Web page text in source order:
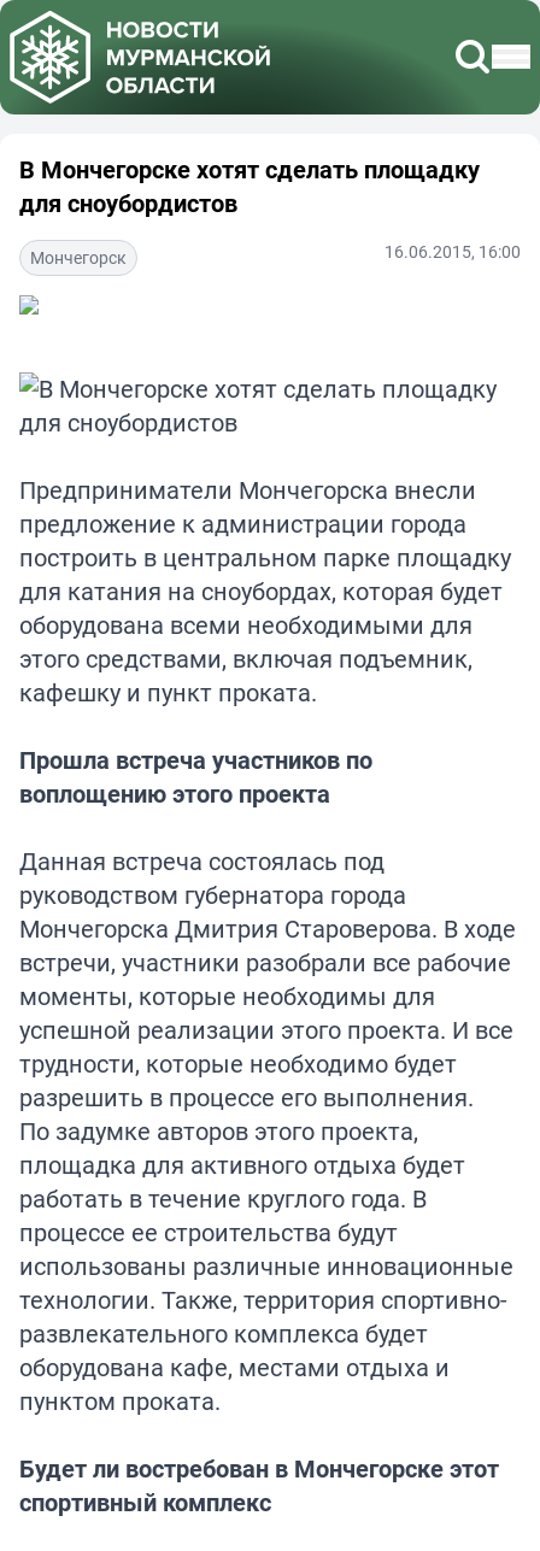
В Мончегорске хотят сделать площадку
для сноубордистов
Мончегорск 16.06.2015, 16:00
Предприниматели Мончегорска внесли
предложение к администрации города
построить в центральном парке площадку
для катания на сноубордах, которая будет
оборудована всеми необходимыми для
этого средствами, включая подъемник,
кафешку и пункт проката.
Прошла встреча участников по
воплощению этого проекта
Данная встреча состоялась под
руководством губернатора города
Мончегорска Дмитрия Староверова. В ходе
встречи, участники разобрали все рабочие
моменты, которые необходимы для
успешной реализации этого проекта. И все
трудности, которые необходимо будет
разрешить в процессе его выполнения.
По задумке авторов этого проекта,
площадка для активного отдыха будет
работать в течение круглого года. В
процессе ее строительства будут
использованы различные инновационные
технологии. Также, территория спортивно-
развлекательного комплекса будет
оборудована кафе, местами отдыха и
пунктом проката.
Будет ли востребован в Мончегорске этот
спортивный комплекс